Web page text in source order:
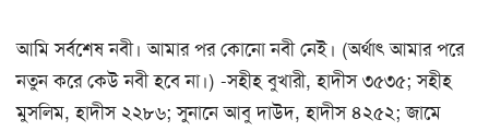
আমি সর্বশেষ নবী। আমার পর কোনো নবী নেই। (অর্থাৎ আমার পরে
নতুন করে কেউ নবী হবে না।) -সহীহ বুখারী, হাদীস ৩৫৩৫; সহীহ
মুসলিম, হাদীস ২২৮৬; সুনানে আবু দাউদ, হাদীস ৪২৫২; জামে